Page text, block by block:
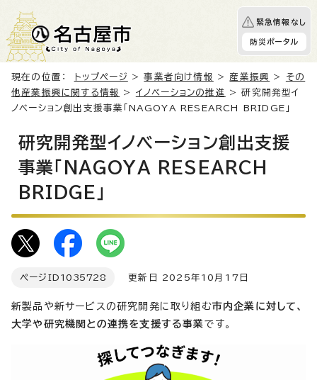
緊急情報なし
防災ポータル
現在の位置： トップページ >事業者向け情報 > 産業振興 > その
他産業振興に関する情報
> イノベーションの推進
> 研究開発型イ
ノベーション創出支援事業「NAGOYA RESEARCH BRIDGE」
研究開発型イノベーション創出支援
事業「NAGOYA RESEARCH
BRIDGE」
ページID 1035728 更新日 2025年10月17日
新製品や新サービスの研究開発に取り組む市内企業に対して、
⼤学や研究機関との連携を⽀援する事業です。